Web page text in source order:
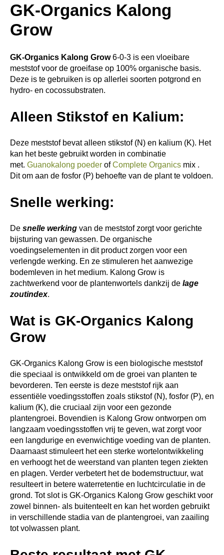
GK-Organics Kalong
Grow
GK-Organics Kalong Grow6-0-3 is een vloeibare
meststof voor de groeifase op 100% organische basis.
Deze is te gebruiken is op allerlei soorten potgrond en
hydro- en cocossubstraten.
Alleen Stikstof en Kalium:
Deze meststof bevat alleen stikstof (N) en kalium (K). Het
kan het beste gebruikt worden in combinatie
met. Guanokalong poeder ofComplete Organics mix .
Dit om aan de fosfor (P) behoefte van de plant te voldoen.
Snelle werking:
De snelle werking van de meststof zorgt voor gerichte
bijsturing van gewassen. De organische
voedingselementen in dit product zorgen voor een
verlengde werking. En ze stimuleren het aanwezige
bodemleven in het medium. Kalong Grow is
zachtwerkend voor de plantenwortels dankzij de lage
zoutindex.
Wat is GK-Organics Kalong
Grow
GK-Organics Kalong Grow is een biologische meststof
die speciaal is ontwikkeld om de groei van planten te
bevorderen. Ten eerste is deze meststof rijk aan
essentiële voedingsstoffen zoals stikstof (N), fosfor (P), en
kalium (K), die cruciaal zijn voor een gezonde
plantengroei. Bovendien is Kalong Grow ontworpen om
langzaam voedingsstoffen vrij te geven, wat zorgt voor
een langdurige en evenwichtige voeding van de planten.
Daarnaast stimuleert het een sterke wortelontwikkeling
en verhoogt het de weerstand van planten tegen ziekten
en plagen. Verder verbetert het de bodemstructuur, wat
resulteert in betere waterretentie en luchtcirculatie in de
grond. Tot slot is GK-Organics Kalong Grow geschikt voor
zowel binnen- als buitenteelt en kan het worden gebruikt
in verschillende stadia van de plantengroei, van zaailing
tot volwassen plant.